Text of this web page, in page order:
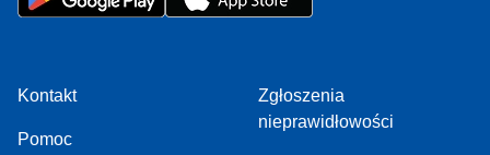
Kontakt
Pomoc
Zgłoszenia
nieprawidłowości